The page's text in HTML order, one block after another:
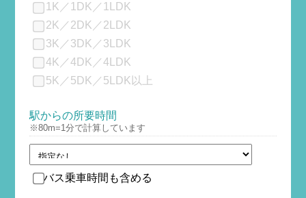
1K／1DK／1LDK
2K／2DK／2LDK
3K／3DK／3LDK
4K／4DK／4LDK
5K／5DK／5LDK以上
駅からの所要時間
※80m=1分で計算しています
バス乗車時間も含める